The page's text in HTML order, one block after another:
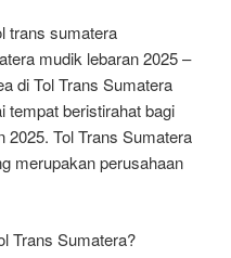
mudik lebaran 2025 –
di Tol Trans Sumatera
tempat beristirahat bagi
2025. Tol Trans Sumatera
merupakan perusahaan
Trans Sumatera?